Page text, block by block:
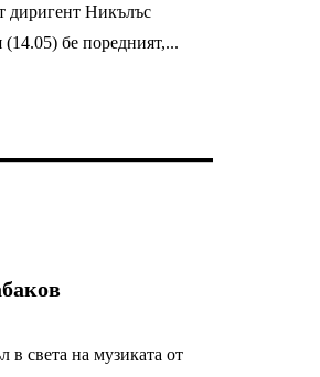
диригент Никълъс
бе поредният,...
света на музиката от